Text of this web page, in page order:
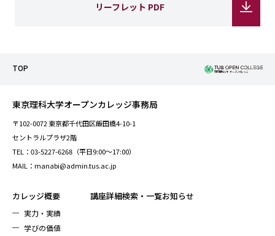
リーフレット PDF
TOP
東京理科大学オープンカレッジ事務局
〒102-0072 東京都千代田区飯田橋4-10-1
セントラルプラザ2階
TEL：03-5227-6268（平日9:00～17:00）
MAIL：manabi@admin.tus.ac.jp
カレッジ概要
実力・実績
学びの価値
講座詳細検索・一覧お知らせ